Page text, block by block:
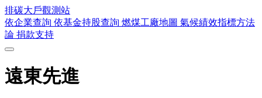
排碳大戶觀測站
依企業查詢 依基金持股查詢 燃煤工廠地圖 氣候績效指標方法
論 捐款支持
遠東先進